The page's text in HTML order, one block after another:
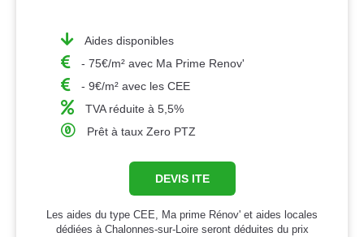
Aides disponibles
- 75€/m² avec Ma Prime Renov'
- 9€/m² avec les CEE
TVA réduite à 5,5%
Prêt à taux Zero PTZ
DEVIS ITE
Les aides du type CEE, Ma prime Rénov' et aides locales
dédiées à Chalonnes-sur-Loire seront déduites du prix